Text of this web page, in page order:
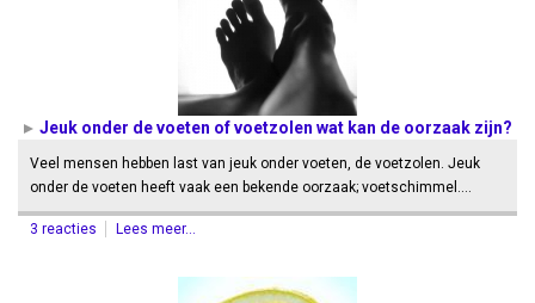
Jeuk onder de voeten of voetzolen wat kan de oorzaak zijn?
Veel mensen hebben last van jeuk onder voeten, de voetzolen. Jeuk
onder de voeten heeft vaak een bekende oorzaak; voetschimmel.…
3 reacties Lees meer...